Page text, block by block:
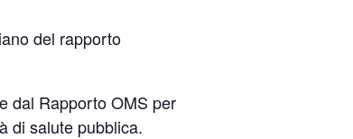
del rapporto
dal Rapporto OMS per
di salute pubblica.